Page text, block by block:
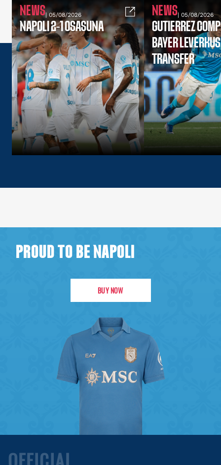
NEWS| 05/08/2026
NAPOLI 2-1 OSASUNA
NEWS| 05/08/2026
GUTIERREZ
BAYER
TRANSFER
PROUD TO BE NAPOLI
BUY NOW